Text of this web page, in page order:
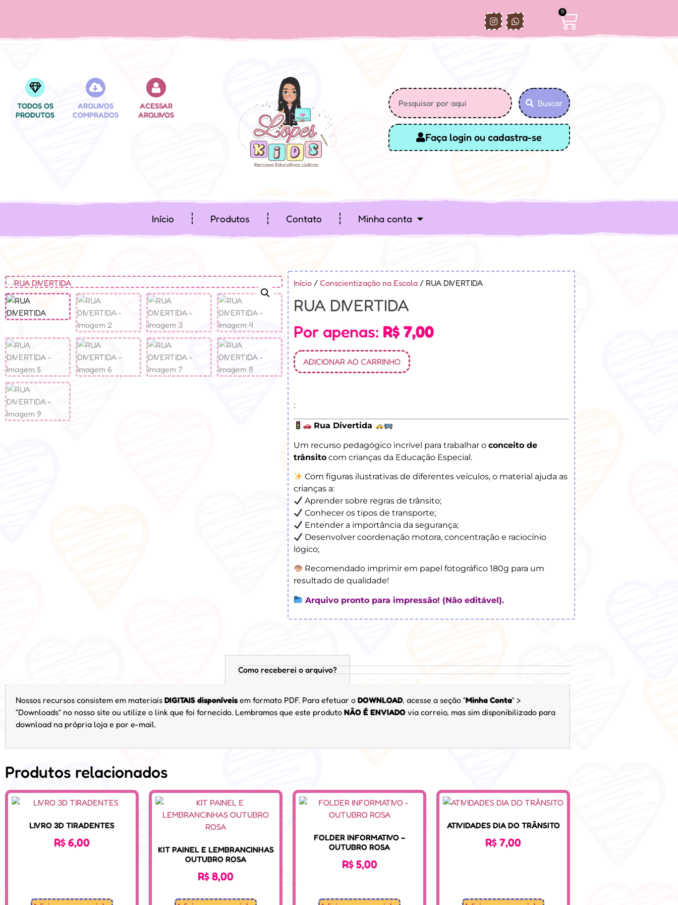
0
TODOS OS
PRODUTOS
ARQUIVOS
COMPRADOS
ACESSAR
ARQUIVOS
Buscar
Faça login ou cadastra-se
Início Produtos Contato Minha conta
Início / Conscientização na Escola / RUA DIVERTIDA
RUA DIVERTIDA
Por apenas: R$ 7,00
ADICIONAR AO CARRINHO
:
Rua Divertida
Um recurso pedagógico incrível para trabalhar o conceito de
trânsito com crianças da Educação Especial.
Com figuras ilustrativas de diferentes veículos, o material ajuda as
crianças a:
Aprender sobre regras de trânsito;
Conhecer os tipos de transporte;
Entender a importância da segurança;
Desenvolver coordenação motora, concentração e raciocínio
lógico;
Recomendado imprimir em papel fotográfico 180g para um
resultado de qualidade!
Arquivo pronto para impressão! (Não editável).
Como receberei o arquivo?
Nossos recursos consistem em materiais DIGITAIS disponíveis em formato PDF. Para efetuar o DOWNLOAD, acesse a seção “Minha Conta” >
“Downloads” no nosso site ou utilize o link que foi fornecido. Lembramos que este produto NÃO É ENVIADO via correio, mas sim disponibilizado para
download na própria loja e por e-mail.
Produtos relacionados
LIVRO 3D TIRADENTES
R$6,00
KIT PAINEL E LEMBRANCINHAS
OUTUBRO ROSA
R$8,00
FOLDER INFORMATIVO –
OUTUBRO ROSA
R$5,00
ATIVIDADES DIA DO TRÂNSITO
R$7,00